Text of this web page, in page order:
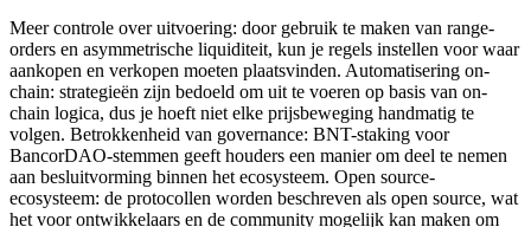
Meer controle over uitvoering: door gebruik te maken van range-
orders en asymmetrische liquiditeit, kun je regels instellen voor waar
aankopen en verkopen moeten plaatsvinden. Automatisering on-
chain: strategieën zijn bedoeld om uit te voeren op basis van on-
chain logica, dus je hoeft niet elke prijsbeweging handmatig te
volgen. Betrokkenheid van governance: BNT-staking voor
BancorDAO-stemmen geeft houders een manier om deel te nemen
aan besluitvorming binnen het ecosysteem. Open source-
ecosysteem: de protocollen worden beschreven als open source, wat
het voor ontwikkelaars en de community mogelijk kan maken om